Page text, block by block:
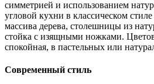
симметрией и использованием
угловой кухни в классическом
массива дерева, столешницы из
стойка с изящными ножками.
спокойная, в пастельных или
Современный стиль